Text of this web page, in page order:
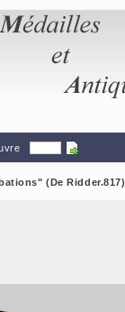
(De Ridder.817)